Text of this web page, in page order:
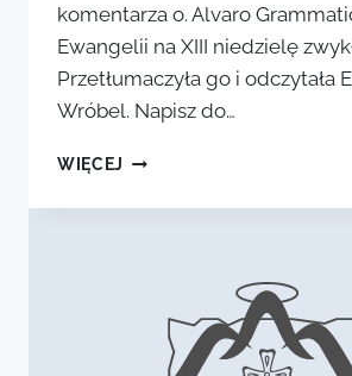
komentarza o. Alvaro
Ewangelii na XIII niedzielę
Przetłumaczyła go i odczytała
Wróbel. Napisz do…
WIĘCEJ PORANNY
DIETY